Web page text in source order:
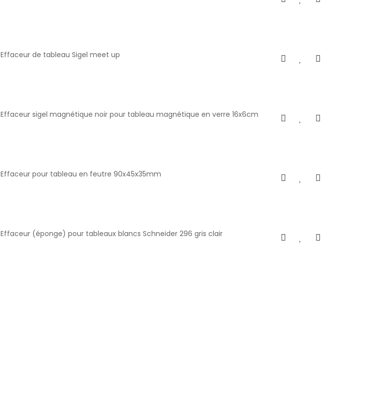
Effaceur de tableau Sigel meet up
Effaceur sigel magnétique noir pour tableau magnétique en verre 16x6cm
Effaceur pour tableau en feutre 90x45x35mm
Effaceur (éponge) pour tableaux blancs Schneider 296 gris clair